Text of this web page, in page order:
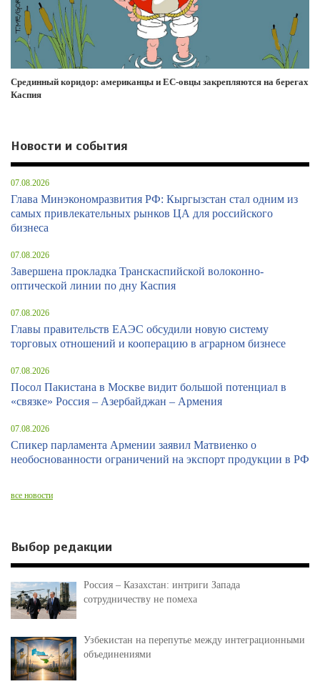
Срединный коридор: американцы и ЕС-овцы закрепляются на берегах
Каспия
Новости и события
07.08.2026
Глава Минэкономразвития РФ: Кыргызстан стал одним из
самых привлекательных рынков ЦА для российского
бизнеса
07.08.2026
Завершена прокладка Транскаспийской волоконно-
оптической линии по дну Каспия
07.08.2026
Главы правительств ЕАЭС обсудили новую систему
торговых отношений и кооперацию в аграрном бизнесе
07.08.2026
Посол Пакистана в Москве видит большой потенциал в
«связке» Россия – Азербайджан – Армения
07.08.2026
Спикер парламента Армении заявил Матвиенко о
необоснованности ограничений на экспорт продукции в РФ
все новости
Выбор редакции
Россия – Казахстан: интриги Запада
сотрудничеству не помеха
Узбекистан на перепутье между интеграционными
объединениями